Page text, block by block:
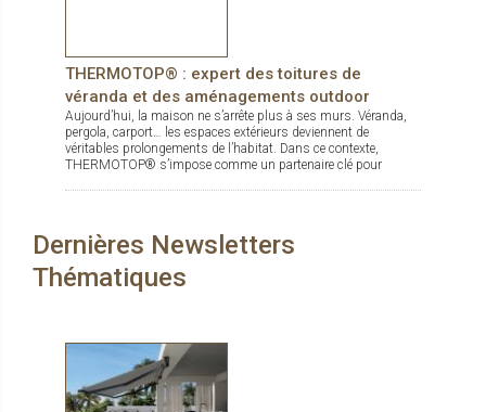
THERMOTOP® : expert des toitures de
véranda et des aménagements outdoor
Aujourd’hui, la maison ne s’arrête plus à ses murs. Véranda,
pergola, carport… les espaces extérieurs deviennent de
véritables prolongements de l’habitat. Dans ce contexte,
THERMOTOP® s’impose comme un partenaire clé pour
Dernières Newsletters
Thématiques